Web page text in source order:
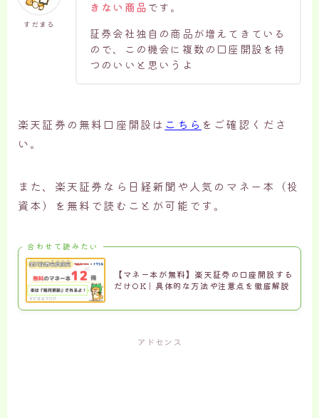
すだまる
きない商品です。
証券会社独自の商品が増えてきている
ので、この機会に複数の口座開設を持
つのいいと思いうよ
楽天証券の無料口座開設は こちら をご確認くださ
い。
また、楽天証券なら日経新聞や人気のマネー本（投
資本）を無料で読むことが可能です。
合わせて読みたい
【マネー本が無料】楽天証券の口座開設する
だけOK｜具体的な方法や注意点を徹底解説
アドセンス